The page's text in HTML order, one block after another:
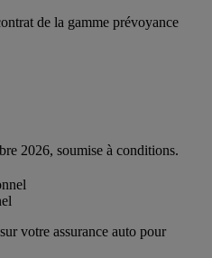
de la gamme prévoyance
2026, soumise à conditions.
sur votre assurance auto pour